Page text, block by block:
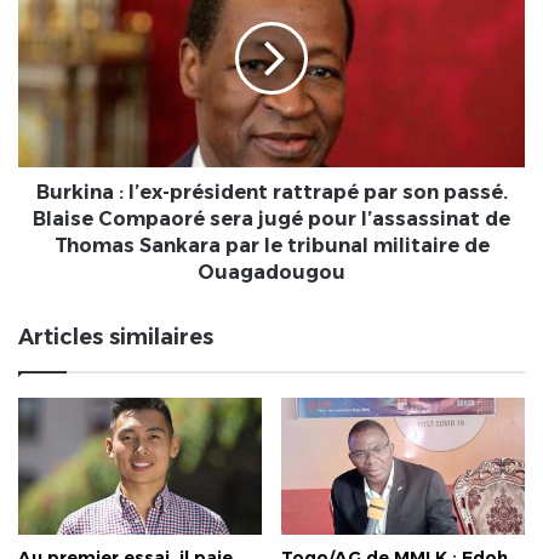
président
rattrapé
par
son
passé.
Compaoré
sera
Thomas
le
tribunal
militaire
de
Ouagadougou
Burkina : l’ex-président rattrapé par son passé.
Blaise Compaoré sera jugé pour l’assassinat de
Thomas Sankara par le tribunal militaire de
Ouagadougou
Articles similaires